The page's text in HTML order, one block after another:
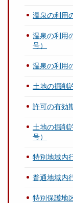
温泉の利用
温泉の利用
号）
温泉の利用
土地の掘削
許可の有効
土地の掘削
号）
特別地域内
普通地域内
特別保護地